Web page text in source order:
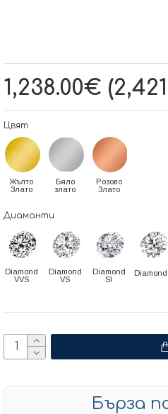
1,238.00€
Цвят
Жълто
Злато
Бяло
злато
Розово
Злато
Диаманти
Diamond
VVS
Diamond
VS
Diamond
SI
Diamond
Бърза